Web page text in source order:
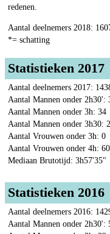
redenen.
Aantal deelnemers 2018:
*= schatting
Statistieken 2017
Aantal deelnemers 2017:
Aantal Mannen onder 2h30':
Aantal Mannen onder 3h: 34
Aantal Mannen onder 3h30:
Aantal Vrouwen onder 3h: 0
Aantal Vrouwen onder 4h: 60
Mediaan Brutotijd: 3h57'35"
Statistieken 2016
Aantal deelnemers 2016:
Aantal Mannen onder 2h30':